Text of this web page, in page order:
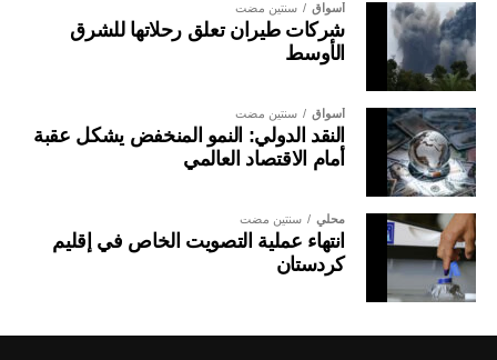
أسواق سنتين مضت
شركات طيران تعلق رحلاتها للشرق
الأوسط
أسواق سنتين مضت
النقد الدولي: النمو المنخفض يشكل عقبة
أمام الاقتصاد العالمي
محلي سنتين مضت
انتهاء عملية التصويت الخاص في إقليم
كردستان